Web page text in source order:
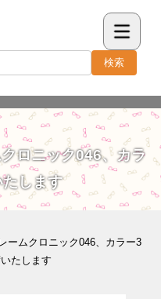
検索
ロニック046、カラ
します
ームクロニック046、カラー3
たします